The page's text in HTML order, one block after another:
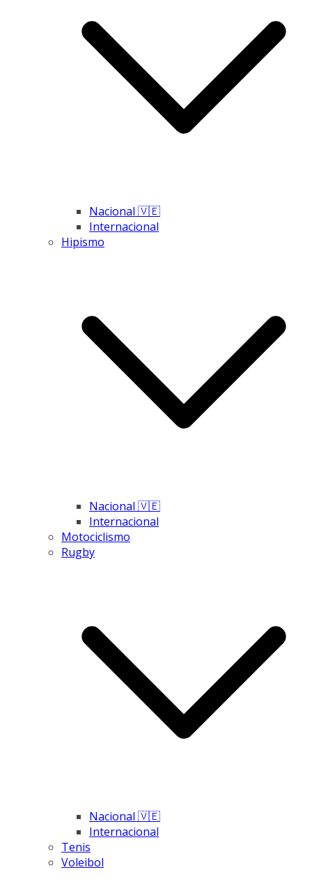
Nacional 🇻🇪
Internacional
Hipismo
Nacional 🇻🇪
Internacional
Motociclismo
Rugby
Nacional 🇻🇪
Internacional
Tenis
Voleibol